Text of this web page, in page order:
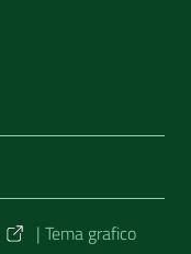
| Tema grafico